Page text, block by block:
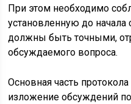
При этом необходимо
установленную до
должны быть точными,
обсуждаемого вопроса.
Основная часть
изложение обсуждений